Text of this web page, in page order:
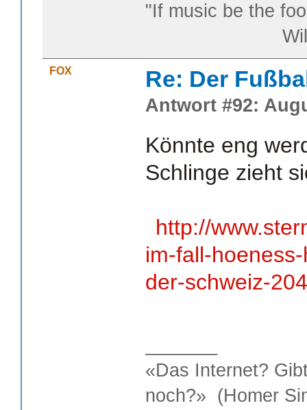
"If music be the
William
FOX Re: Der
Antwort #92:
Könnte eng
Schlinge zieht
http://
im-fall-
der-schweiz-
«Das Internet?
noch?» (Homer